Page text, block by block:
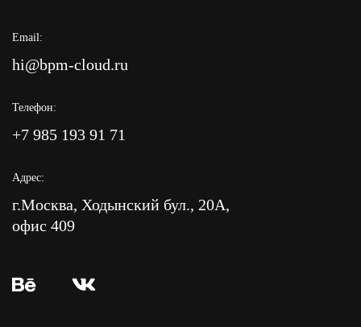
Email:
hi@bpm-cloud.ru
Телефон:
+7 985 193 91 71
Адрес:
г.Москва, Ходынский бул., 20А,
офис 409